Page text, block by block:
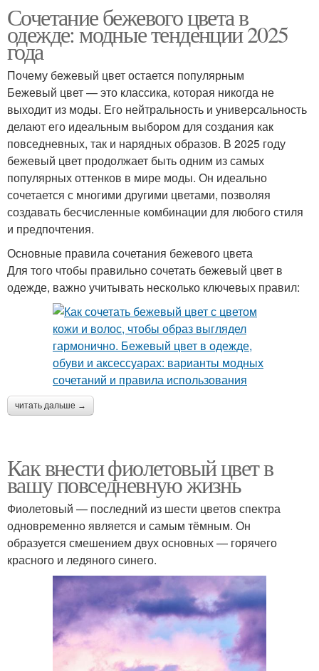
Сочетание бежевого цвета в
одежде: модные тенденции 2025
года
Почему бежевый цвет остается популярным
Бежевый цвет — это классика, которая никогда не
выходит из моды. Его нейтральность и универсальность
делают его идеальным выбором для создания как
повседневных, так и нарядных образов. В 2025 году
бежевый цвет продолжает быть одним из самых
популярных оттенков в мире моды. Он идеально
сочетается с многими другими цветами, позволяя
создавать бесчисленные комбинации для любого стиля
и предпочтения.
Основные правила сочетания бежевого цвета
Для того чтобы правильно сочетать бежевый цвет в
одежде, важно учитывать несколько ключевых правил:
читать дальше →
Как внести фиолетовый цвет в
вашу повседневную жизнь
Фиолетовый — последний из шести цветов спектра
одновременно является и самым тёмным. Он
образуется смешением двух основных — горячего
красного и ледяного синего.